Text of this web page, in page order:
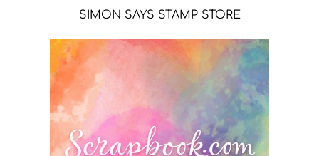
SIMON SAYS STAMP STORE